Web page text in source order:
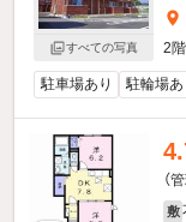
すべての写真
2
駐車場あり 駐輪場あ
（
敷